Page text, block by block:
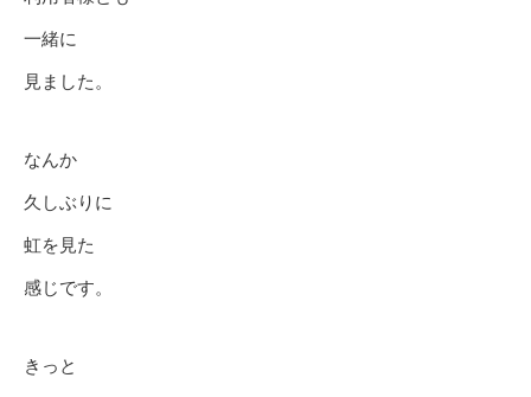
一緒に
見ました。
なんか
久しぶりに
虹を見た
感じです。
きっと